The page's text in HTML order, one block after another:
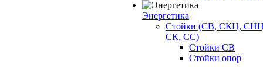
Энергетика
Стойки (СВ, СКЦ,
СК, СС)
Стойки СВ
Стойки опор